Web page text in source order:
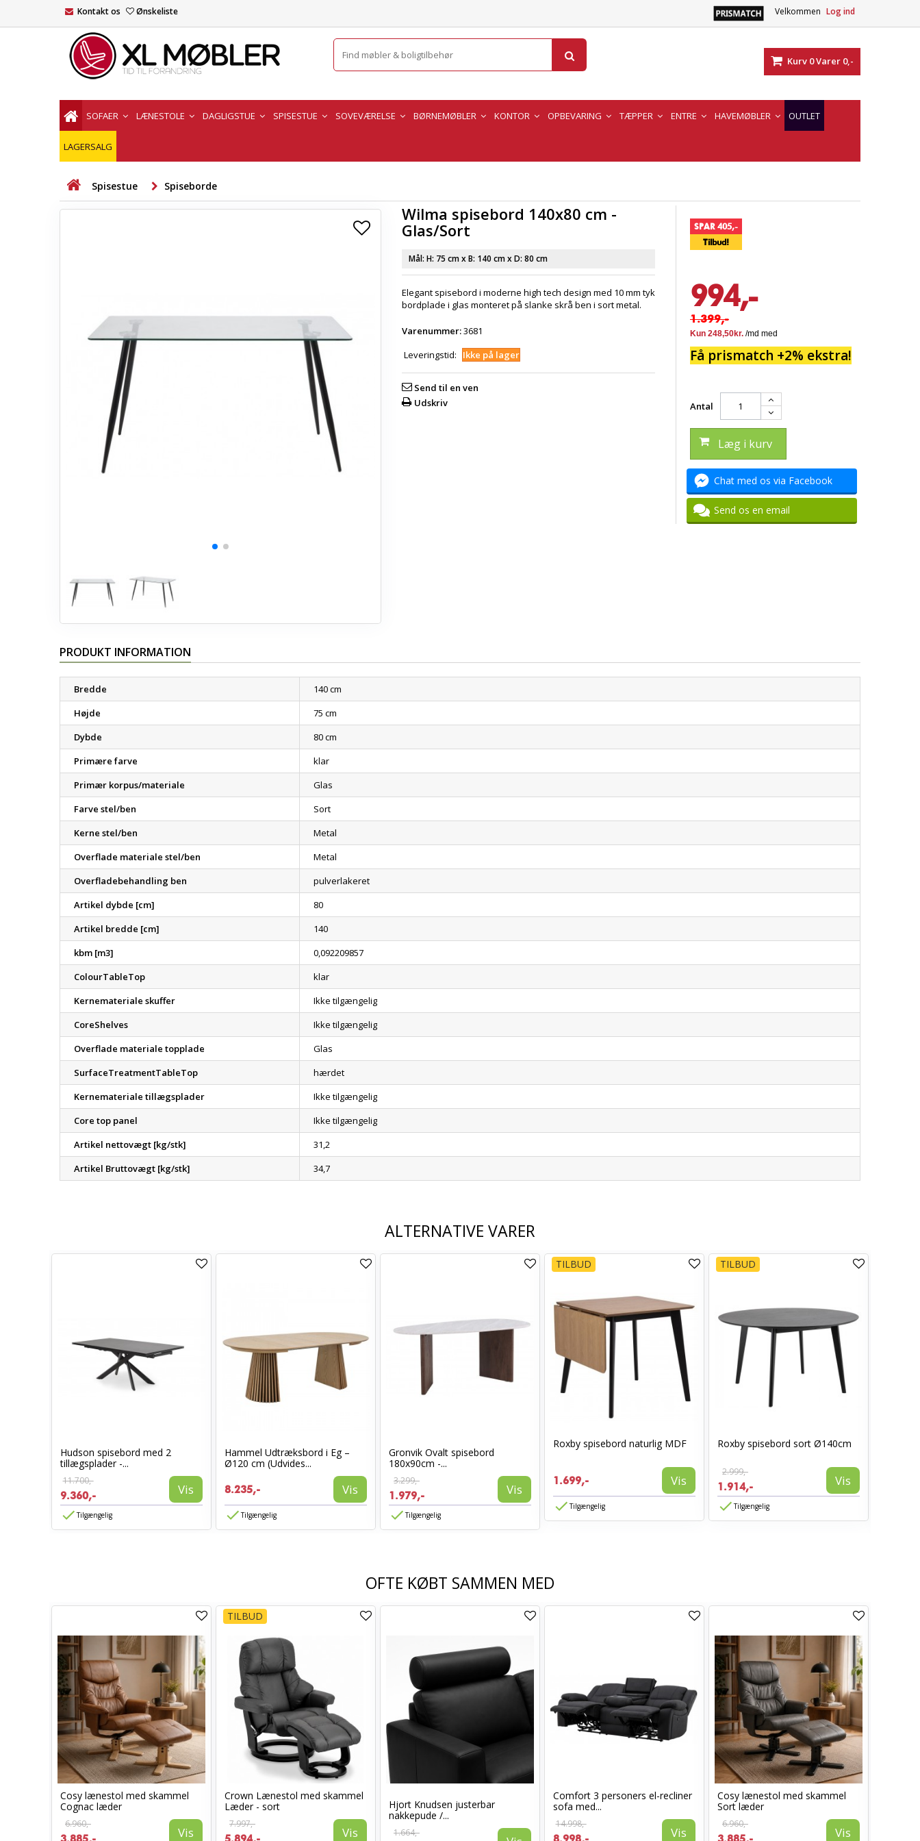
Velkommen Log ind
Kontakt os Ønskeliste
Kurv 0Varer 0,-
SOFAER LÆNESTOLE DAGLIGSTUE SPISESTUE SOVEVÆRELSE BØRNEMØBLER KONTOR OPBEVARING TÆPPER ENTRE HAVEMØBLER OUTLET
LAGERSALG
Spisestue Spiseborde
Wilma spisebord 140x80 cm -
Glas/Sort
Mål: H: 75 cmx B: 140 cmx D: 80 cm
Elegant spisebord i moderne high tech design med 10 mm tyk
bordplade i glas monteret på slanke skrå ben i sort metal.
Varenummer:3681
Leveringstid:
Ikke på lager
Send til en ven
Udskriv
SPAR 405,-
Tilbud!
994,-
1.399,-
Få prismatch +2% ekstra!
Antal
Læg i kurv
Chat med os via Facebook
Send os en email
PRODUKT INFORMATION
Bredde
140 cm
Højde
75 cm
Dybde
80 cm
Primære farve
klar
Primær korpus/materiale
Glas
Farve stel/ben
Sort
Kerne stel/ben
Metal
Overflade materiale stel/ben
Metal
Overfladebehandling ben
pulverlakeret
Artikel dybde [cm]
80
Artikel bredde [cm]
140
kbm [m3]
0,092209857
ColourTableTop
klar
Kernemateriale skuffer
Ikke tilgængelig
CoreShelves
Ikke tilgængelig
Overflade materiale topplade
Glas
SurfaceTreatmentTableTop
hærdet
Kernemateriale tillægsplader
Ikke tilgængelig
Core top panel
Ikke tilgængelig
Artikel nettovægt [kg/stk]
31,2
Artikel Bruttovægt [kg/stk]
34,7
ALTERNATIVE VARER
Hudson spisebord med 2
tillægsplader -...
11.700,-
9.360,- Vis
Tilgængelig
Hammel Udtræksbord i Eg –
Ø120 cm (Udvides...
8.235,- Vis
Tilgængelig
Gronvik Ovalt spisebord
180x90cm -...
3.299,-
1.979,- Vis
Tilgængelig
TILBUD
Roxby spisebord naturlig MDF
1.699,- Vis
Tilgængelig
TILBUD
Roxby spisebord sort Ø140cm
2.999,-
1.914,- Vis
Tilgængelig
OFTE KØBT SAMMEN MED
Cosy lænestol med skammel
Cognac læder
6.960,-
Vis
TILBUD
Crown Lænestol med skammel
Læder - sort
7.997,-
Vis
Hjort Knudsen justerbar
nakkepude /...
1.664,-
Comfort 3 personers el-recliner
sofa med...
14.998,-
Vis
Cosy lænestol med skammel
Sort læder
6.960,-
Vis